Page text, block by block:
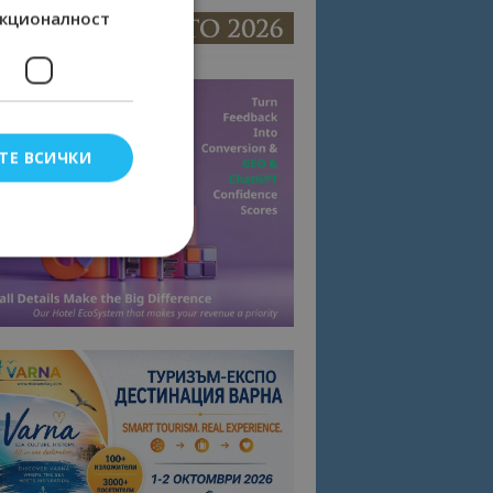
ВСИЧКИ
съгласието
на сайта.